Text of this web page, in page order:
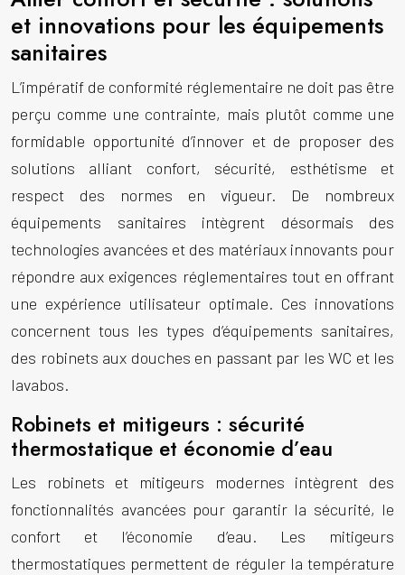
et innovations pour les équipements
sanitaires
L’impératif de conformité réglementaire ne doit pas être
perçu comme une contrainte, mais plutôt comme une
formidable opportunité d’innover et de proposer des
solutions alliant confort, sécurité, esthétisme et
respect des normes en vigueur. De nombreux
équipements sanitaires intègrent désormais des
technologies avancées et des matériaux innovants pour
répondre aux exigences réglementaires tout en offrant
une expérience utilisateur optimale. Ces innovations
concernent tous les types d’équipements sanitaires,
des robinets aux douches en passant par les WC et les
lavabos.
Robinets et mitigeurs : sécurité
thermostatique et économie d’eau
Les robinets et mitigeurs modernes intègrent des
fonctionnalités avancées pour garantir la sécurité, le
confort et l’économie d’eau. Les mitigeurs
thermostatiques permettent de réguler la température